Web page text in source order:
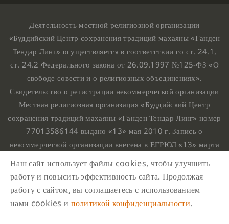
Деятельность местной религиозной организации
«Буддийский Центр сохранения традиций махаяны «Ганден
Тендар Линг» осуществляется в соответствии со ст. 24.1,
ст. 24.2 Федерального закона от 26.09.1997 №125-ФЗ «О
свободе совести и о религиозных объединениях».
Свидетельство о регистрации некоммерческой организации
Местная религиозная организация «Буддийский Центр
сохранения традиций махаяны «Ганден Тендар Линг» номер
77013586144 выдано «13» мая 2010 г. Запись о
некоммерческой организации внесена в ЕГРЮЛ «13» марта
номером 1107799015708.
Ганден Тендар Линг © 2020 Все права защищены
Наш адрес : г. Москва, Нахимовский проспект, 32. Этаж
10, каб.1023,
Наш сайт использует файлы cookies, чтобы улучшить
работу и повысить эффективность сайта. Продолжая
работу с сайтом, вы соглашаетесь с использованием
нами cookies и политикой конфиденциальности.